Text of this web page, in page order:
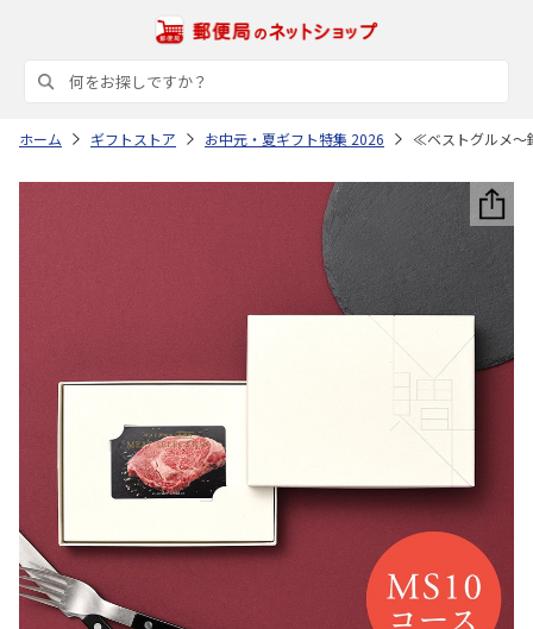
ホーム ギフトストア お中元・夏ギフト特集 2026 ≪ベストグルメ～